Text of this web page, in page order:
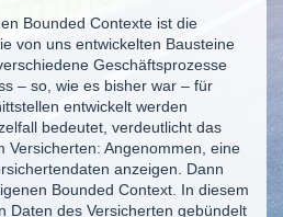
Bounded Contexte ist die
von uns entwickelten Bausteine
Geschäftsprozesse
– so, wie es bisher war – für
entwickelt werden
bedeutet, verdeutlicht das
Versicherten: Angenommen, eine
anzeigen. Dann
Bounded Context. In diesem
Daten des Versicherten gebündelt